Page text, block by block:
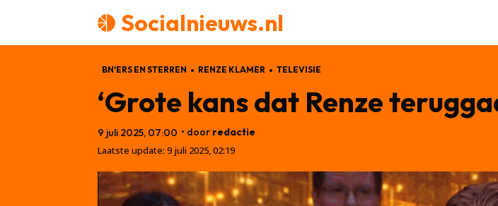
Socialnieuws.nl
BN'ERS EN STERREN RENZE KLAMER TELEVISIE
‘Grote kans dat Renze
9 juli 2025, 07:00 • door redactie
Laatste update: 9 juli 2025, 02:19